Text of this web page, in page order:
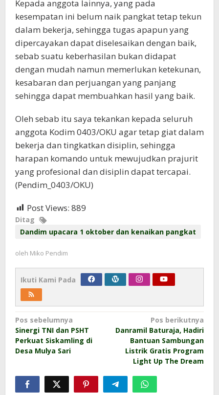
Kepada anggota lainnya, yang pada
kesempatan ini belum naik pangkat tetap tekun
dalam bekerja, sehingga tugas apapun yang
dipercayakan dapat diselesaikan dengan baik,
sebab suatu keberhasilan bukan didapat
dengan mudah namun memerlukan ketekunan,
kesabaran dan perjuangan yang panjang
sehingga dapat membuahkan hasil yang baik.
Oleh sebab itu saya tekankan kepada seluruh
anggota Kodim 0403/OKU agar tetap giat dalam
bekerja dan tingkatkan disiplin, sehingga
harapan komando untuk mewujudkan prajurit
yang profesional dan disiplin dapat tercapai.
(Pendim_0403/OKU)
Post Views: 889
Ditag
Dandim upacara 1 oktober dan kenaikan pangkat
oleh Miko Pendim
Ikuti Kami Pada
Navigasi
pos
Pos sebelumnya
Sinergi TNI dan PSHT
Perkuat Siskamling di
Desa Mulya Sari
Pos berikutnya
Danramil Baturaja, Hadiri
Bantuan Sambungan
Listrik Gratis Program
Light Up The Dream